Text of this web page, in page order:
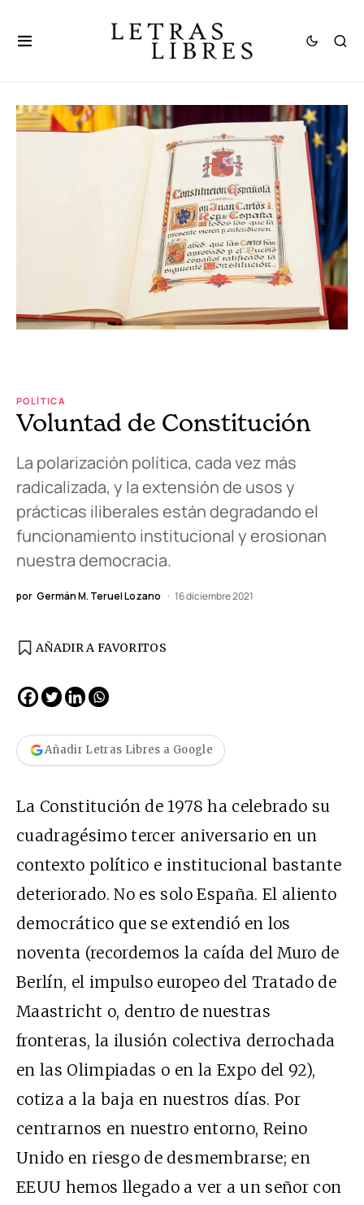
POLÍTICA
Voluntad de Constitución
La polarización política, cada vez más
radicalizada, y la extensión de usos y
prácticas iliberales están degradando el
funcionamiento institucional y erosionan
nuestra democracia.
por Germán M. Teruel Lozano 16 diciembre 2021
AÑADIR A FAVORITOS
Añadir Letras Libres a Google
La Constitución de 1978 ha celebrado su
cuadragésimo tercer aniversario en un
contexto político e institucional bastante
deteriorado. No es solo España. El aliento
democrático que se extendió en los
noventa (recordemos la caída del Muro de
Berlín, el impulso europeo del Tratado de
Maastricht o, dentro de nuestras
fronteras, la ilusión colectiva derrochada
en las Olimpiadas o en la Expo del 92),
cotiza a la baja en nuestros días. Por
centrarnos en nuestro entorno, Reino
Unido en riesgo de desmembrarse; en
EEUU hemos llegado a ver a un señor con